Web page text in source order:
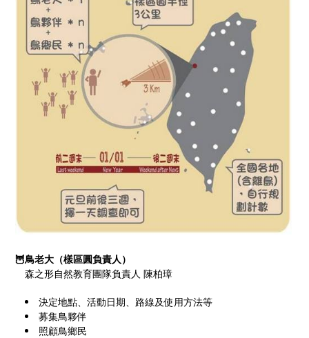
🦉鳥老大（樣區圓負責人）
森之形自然教育團隊負責人 陳柏璋
決定地點、活動日期、路線及使用方法等
募集鳥夥伴
照顧鳥鄉民